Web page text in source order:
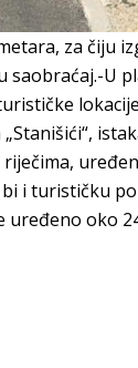
za čiju
saobraćaj.-U
i turističku
uređeno oko